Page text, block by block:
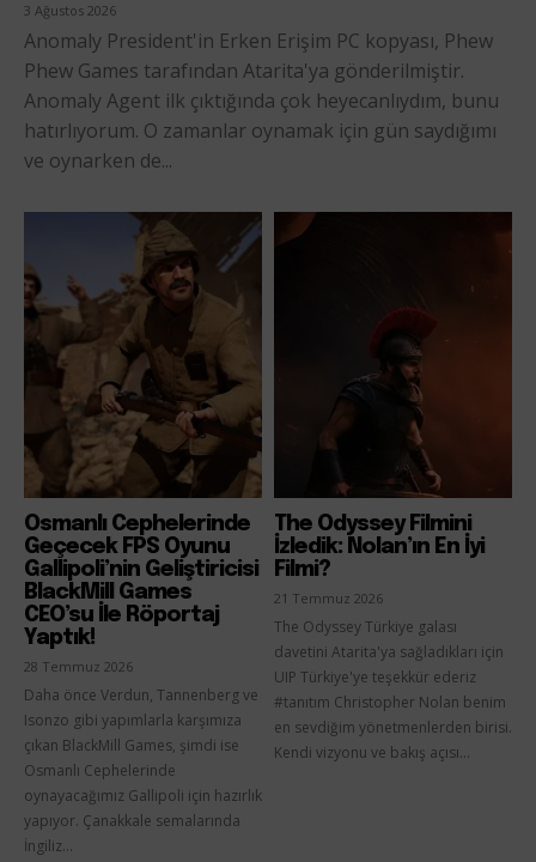
3 Ağustos 2026
Anomaly President'in Erken Erişim PC kopyası, Phew
Phew Games tarafından Atarita'ya gönderilmiştir.
Anomaly Agent ilk çıktığında çok heyecanlıydım, bunu
hatırlıyorum. O zamanlar oynamak için gün saydığımı
ve oynarken de...
Osmanlı Cephelerinde
Geçecek FPS Oyunu
Gallipoli’nin Geliştiricisi
BlackMill Games
CEO’su İle Röportaj
Yaptık!
28 Temmuz 2026
Daha önce Verdun, Tannenberg ve
Isonzo gibi yapımlarla karşımıza
çıkan BlackMill Games, şimdi ise
Osmanlı Cephelerinde
oynayacağımız Gallipoli için hazırlık
yapıyor. Çanakkale semalarında
İngiliz...
The Odyssey Filmini
İzledik: Nolan’ın En İyi
Filmi?
21 Temmuz 2026
The Odyssey Türkiye galası
davetini Atarita'ya sağladıkları için
UIP Türkiye'ye teşekkür ederiz
#tanıtım Christopher Nolan benim
en sevdiğim yönetmenlerden birisi.
Kendi vizyonu ve bakış açısı...